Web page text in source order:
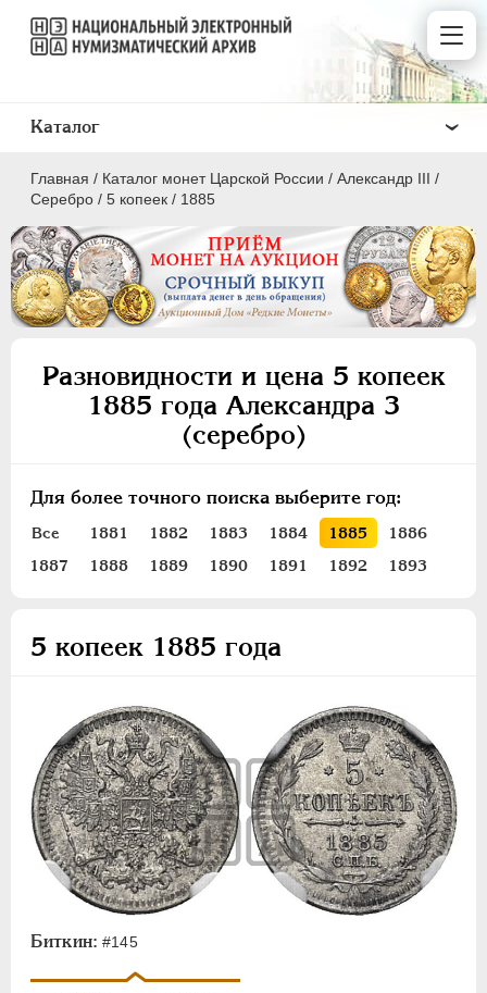
Главная / Каталог монет Царской России / Александр III /
Серебро / 5 копеек / 1885
Разновидности и цена 5 копеек
1885 года Александра 3
(серебро)
Для более точного поиска выберите год:
Все 1881 1882 1883 1884 1885
1886
1887
1888 1889 1890 1891 1892 1893
5 копеек 1885 года
Биткин: #145
Каталог
ПEТР I 1699 - 1725
ПЕТР II 1727-1729
АННА ИОАННОВНА 1730-1740
ИОАНН АНТОНОВИЧ 1740-1741
ПЕТР III 1762-1762
ЕКАТЕРИНА II
1762-1796
ПАВЕЛ I 1796-1801
АЛЕКСАНДР II 1855-1881
Золото
Серебро
1 рубль
Полтина
50 копеек
25 копеек
20 копеек
15 копеек
10 копеек